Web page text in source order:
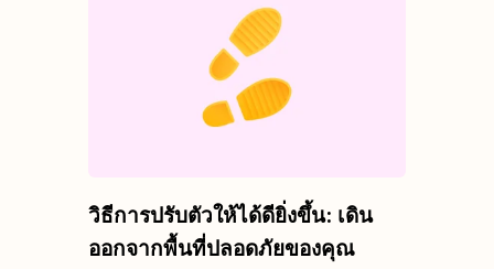
วิธีการปรับตัวให้ได้ดียิ่งขึ้น: เดิน
ออกจากพื้นที่ปลอดภัยของคุณ